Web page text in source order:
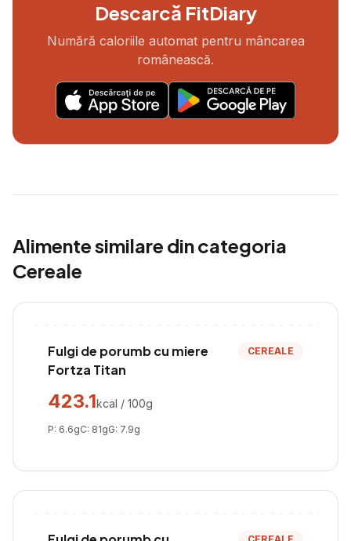
Descarcă FitDiary
Numără caloriile automat pentru mâncarea
românească.
Alimente similare din categoria
Cereale
Fulgi de porumb cu miere
Fortza Titan
CEREALE
423.1kcal / 100g
P: 6.6gC: 81gG: 7.9g